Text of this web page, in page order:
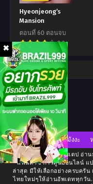
กันยายน 7, 2025
ตอนที่ 7
กันยายน 7, 2025
ตอนที่ 5
กันยายน 7, 2025
ตอนที่ 3
กันยายน 7, 2025
ตอนที่ 1
กันยายน 7, 2025
Hyeonjeong’s
Mansion
ตอนที่ 60 ตอนจบ
8.2
Comment
มังงะ
เว็บอ่านมังงะ มังงะสเตป อ่
แฟนตาซี การ์ตูนออนไลน์ แ
ล่าสุด มีให้เลือกอย่างครบครั
ไทยใหม่ๆให้อ่านอัพเดททุกวัน.